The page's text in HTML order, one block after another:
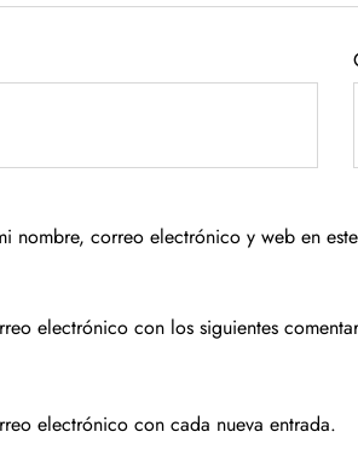
nombre, correo electrónico y web en
electrónico con los siguientes
electrónico con cada nueva entrada.